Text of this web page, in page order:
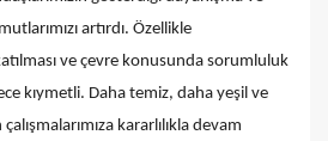
artırdı. Özellikle
ve çevre konusunda sorumluluk
kıymetli. Daha temiz, daha yeşil ve
kararlılıkla devam